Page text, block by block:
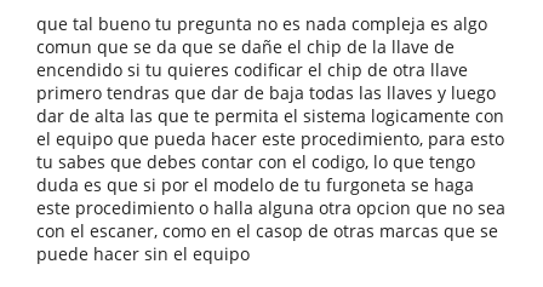
que tal bueno tu pregunta no es nada compleja es algo
comun que se da que se dañe el chip de la llave de
encendido si tu quieres codificar el chip de otra llave
primero tendras que dar de baja todas las llaves y luego
dar de alta las que te permita el sistema logicamente con
el equipo que pueda hacer este procedimiento, para esto
tu sabes que debes contar con el codigo, lo que tengo
duda es que si por el modelo de tu furgoneta se haga
este procedimiento o halla alguna otra opcion que no sea
con el escaner, como en el casop de otras marcas que se
puede hacer sin el equipo